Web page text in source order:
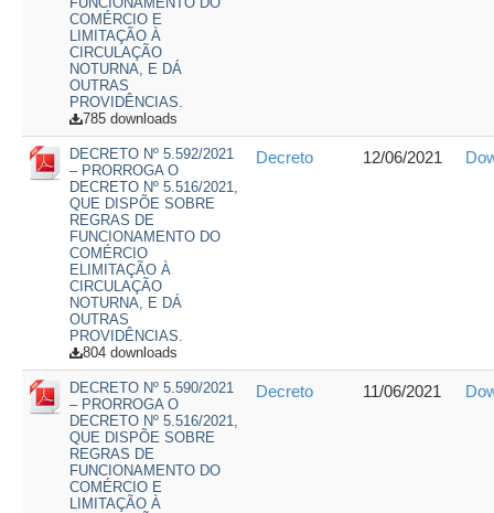
COMÉRCIO E
LIMITAÇÃO À
CIRCULAÇÃO
NOTURNA, E DÁ
OUTRAS
PROVIDÊNCIAS.
785 downloads
DECRETO Nº 5.592/2021
– PRORROGA O
DECRETO Nº 5.516/2021,
QUE DISPÕE SOBRE
REGRAS DE
FUNCIONAMENTO DO
COMÉRCIO
ELIMITAÇÃO À
CIRCULAÇÃO
NOTURNA, E DÁ
OUTRAS
PROVIDÊNCIAS.
804 downloads
Decreto 12/06/2021
DECRETO Nº 5.590/2021
– PRORROGA O
DECRETO Nº 5.516/2021,
QUE DISPÕE SOBRE
REGRAS DE
FUNCIONAMENTO DO
COMÉRCIO E
LIMITAÇÃO À
Decreto 11/06/2021